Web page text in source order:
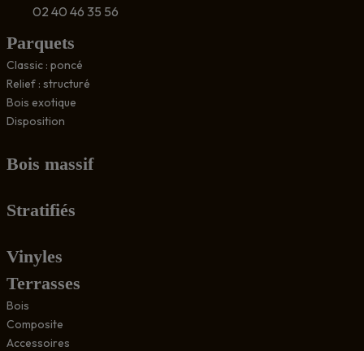
02 40 46 35 56
Parquets
Classic : poncé
Relief : structuré
Bois exotique
Disposition
Bois massif
Stratifiés
Vinyles
Terrasses
Bois
Composite
Accessoires